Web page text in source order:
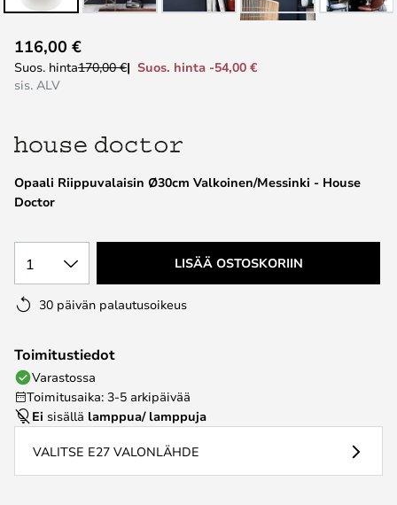
to
the
the
gallery
Opaali Riippuvalaisin Ø30cm Valkoinen/Messinki - House
Doctor
116,00 €
Suos. hinta170,00 €
Suos. hinta -54,00 €
sis. ALV
1 LISÄÄ OSTOSKORIIN
30 päivän palautusoikeus
Toimitustiedot
Varastossa
Toimitusaika: 3-5 arkipäivää
Ei sisällä lamppua/ lamppuja
VALITSE E27 VALONLÄHDE